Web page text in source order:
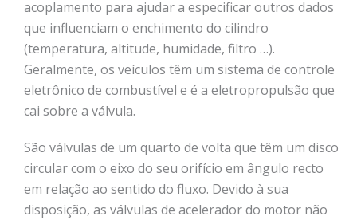
acoplamento para ajudar a especificar outros dados
que influenciam o enchimento do cilindro
(temperatura, altitude, humidade, filtro …).
Geralmente, os veículos têm um sistema de controle
eletrônico de combustível e é a eletropropulsão que
cai sobre a válvula.
São válvulas de um quarto de volta que têm um disco
circular com o eixo do seu orifício em ângulo recto
em relação ao sentido do fluxo. Devido à sua
disposição, as válvulas de acelerador do motor não